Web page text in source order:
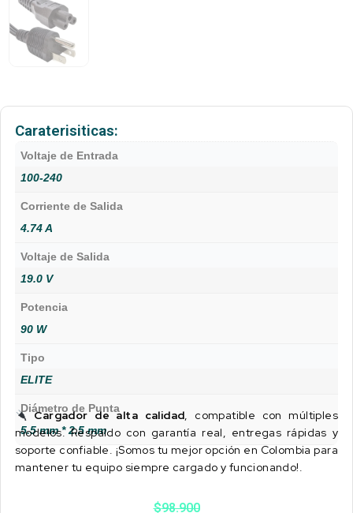
Caraterisiticas:
Voltaje de Entrada
100-240
Corriente de Salida
4.74 A
Voltaje de Salida
19.0 V
Potencia
90 W
Tipo
ELITE
Diámetro de Punta
5.5 mm * 2.5 mm
Cargador de alta calidad, compatible con múltiples
modelos. Respaldo con garantía real, entregas rápidas y
soporte confiable. ¡Somos tu mejor opción en Colombia para
mantener tu equipo siempre cargado y funcionando!.
$98.900